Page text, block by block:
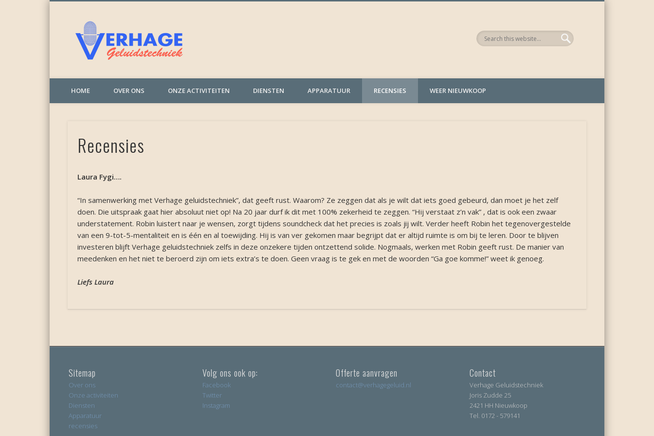
HOME OVER ONS ONZE ACTIVITEITEN DIENSTEN APPARATUUR RECENSIES WEER NIEUWKOOP
Recensies
Laura Fygi….
“In samenwerking met Verhage geluidstechniek”, dat geeft rust. Waarom? Ze zeggen dat als je wilt dat iets goed gebeurd, dan moet je het zelf
doen. Die uitspraak gaat hier absoluut niet op! Na 20 jaar durf ik dit met 100% zekerheid te zeggen. “Hij verstaat z’n vak” , dat is ook een zwaar
understatement. Robin luistert naar je wensen, zorgt tijdens soundcheck dat het precies is zoals jij wilt. Verder heeft Robin het tegenovergestelde
van een 9-tot-5-mentaliteit en is één en al toewijding. Hij is van ver gekomen maar begrijpt dat er altijd ruimte is om bij te leren. Door te blijven
investeren blijft Verhage geluidstechniek zelfs in deze onzekere tijden ontzettend solide. Nogmaals, werken met Robin geeft rust. De manier van
meedenken en het niet te beroerd zijn om iets extra’s te doen. Geen vraag is te gek en met de woorden “Ga goe komme!” weet ik genoeg.
Liefs Laura
Sitemap
Over ons
Onze activiteiten
Diensten
Apparatuur
recensies
Volg ons ook op:
Facebook
Twitter
Instagram
Offerte aanvragen
contact@verhagegeluid.nl
Contact
Verhage Geluidstechniek
Joris Zudde 25
2421 HH Nieuwkoop
Tel. 0172 - 579141